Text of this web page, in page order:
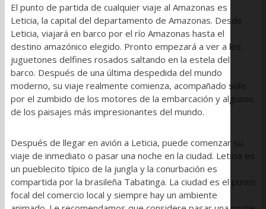
El punto de partida de cualquier viaje al Amazonas es
Leticia, la capital del departamento de Amazonas. Desde
Leticia, viajará en barco por el río Amazonas hasta el
destino amazónico elegido. Pronto empezará a ver a los
juguetones delfines rosados ​​saltando en la estela del
barco. Después de una última despedida del mundo
moderno, su viaje realmente comienza, acompañado sólo
por el zumbido de los motores de la embarcación y algunos
de los paisajes más impresionantes del mundo.
Después de llegar en avión a Leticia, puede comenzar su
viaje de inmediato o pasar una noche en la ciudad. Leticia es
un pueblecito típico de la jungla y la conurbación es
compartida por la brasileña Tabatinga. La ciudad es el punto
focal del comercio local y siempre hay un ambiente